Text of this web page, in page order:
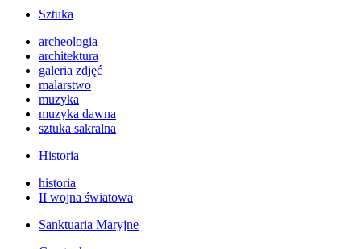
Sztuka
archeologia
architektura
galeria zdjęć
malarstwo
muzyka
muzyka dawna
sztuka sakralna
Historia
historia
II wojna światowa
Sanktuaria Maryjne